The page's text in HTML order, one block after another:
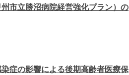
市立勝沼病院経営強化プラン）の
症の影響による後期高齢者医療保